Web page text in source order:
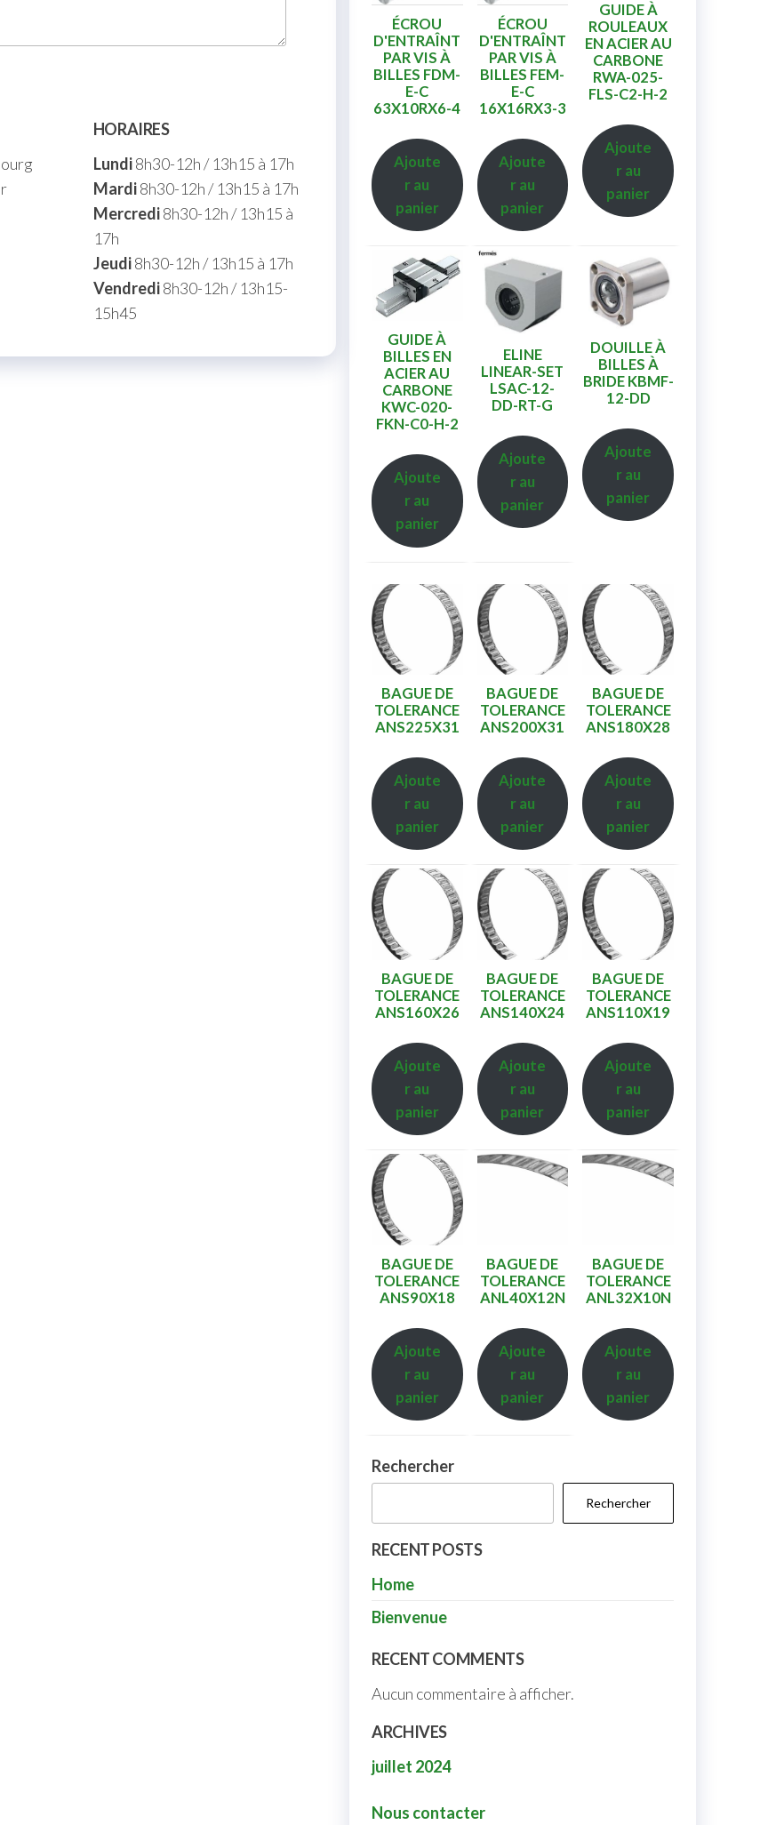
HORAIRES
Lundi8h30-12h / 13h15 à 17h
Mardi8h30-12h / 13h15 à 17h
Mercredi8h30-12h / 13h15 à
17h
Jeudi8h30-12h / 13h15 à 17h
Vendredi8h30-12h / 13h15-
15h45
ÉCROU
D'ENTRAÎNT
PAR VIS À
BILLES FDM-
E-C
63X10RX6-4
Ajoute
r au
panier
ÉCROU
D'ENTRAÎNT
PAR VIS À
BILLES FEM-
E-C
16X16RX3-3
Ajoute
r au
panier
GUIDE À
ROULEAUX
EN ACIER AU
CARBONE
RWA-025-
FLS-C2-H-2
Ajoute
r au
panier
GUIDE À
BILLES EN
ACIER AU
CARBONE
KWC-020-
FKN-C0-H-2
Ajoute
r au
panier
ELINE
LINEAR-SET
LSAC-12-
DD-RT-G
Ajoute
r au
panier
DOUILLE À
BILLES À
BRIDE KBMF-
12-DD
Ajoute
r au
panier
BAGUE DE
TOLERANCE
ANS225X31
Ajoute
r au
panier
BAGUE DE
TOLERANCE
ANS200X31
Ajoute
r au
panier
BAGUE DE
TOLERANCE
ANS180X28
Ajoute
r au
panier
BAGUE DE
TOLERANCE
ANS160X26
Ajoute
r au
panier
BAGUE DE
TOLERANCE
ANS140X24
Ajoute
r au
panier
BAGUE DE
TOLERANCE
ANS110X19
Ajoute
r au
panier
BAGUE DE
TOLERANCE
ANS90X18
Ajoute
r au
panier
BAGUE DE
TOLERANCE
ANL40X12N
Ajoute
r au
panier
BAGUE DE
TOLERANCE
ANL32X10N
Ajoute
r au
panier
Rechercher
Rechercher
RECENT POSTS
Home
Bienvenue
RECENT COMMENTS
Aucun commentaire à afficher.
ARCHIVES
juillet 2024
Nous contacter